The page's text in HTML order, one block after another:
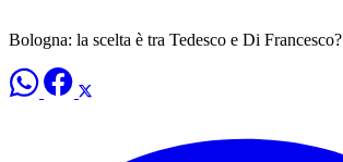
Bologna: la scelta è tra Tedesco e Di Francesco?